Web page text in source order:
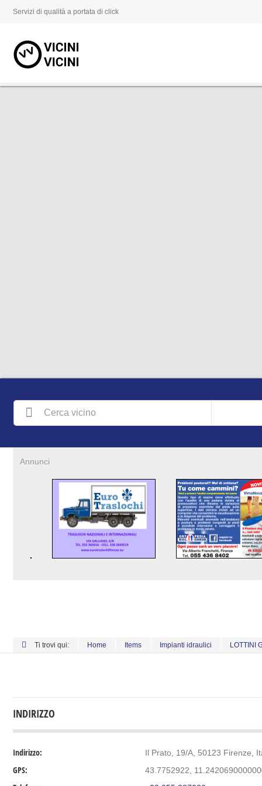
Servizi di qualità a portata di click
Annunci
Ti trovi qui: Home Items Impianti idraulici LOTTINI
INDIRIZZO
Indirizzo: Il Prato, 19/A, 50123 Firenze,
GPS: 43.7752922,